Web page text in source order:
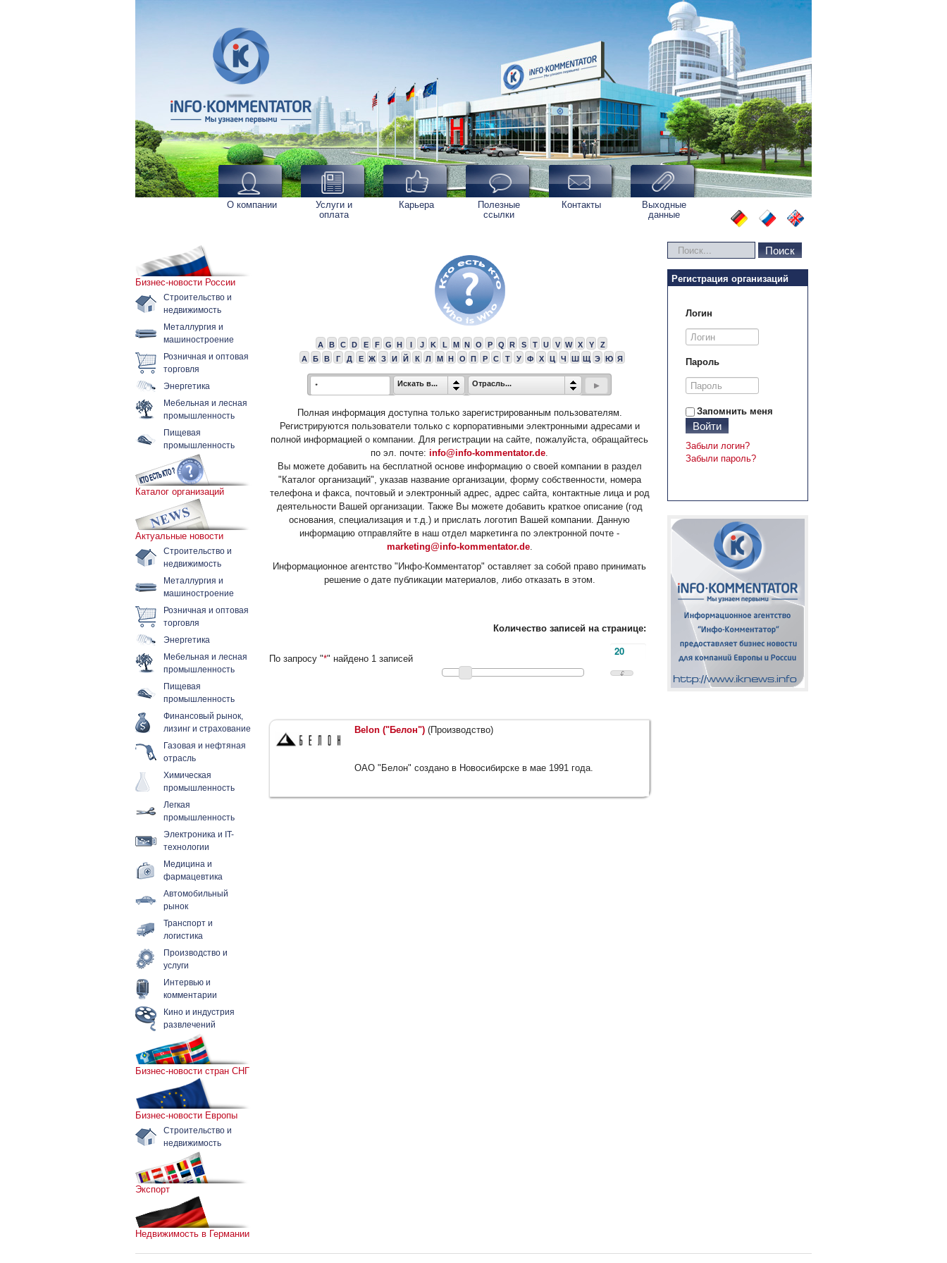
О компании
Услуги и
оплата
Карьера
Полезные
ссылки
Контакты
Выходные
данные
Бизнес-новости России
Строительство и
недвижимость
Металлургия и
машиностроение
Розничная и оптовая
торговля
Энергетика
Мебельная и лесная
промышленность
Пищевая
промышленность
Каталог организаций
Актуальные новости
Строительство и
недвижимость
Металлургия и
машиностроение
Розничная и оптовая
торговля
Энергетика
Мебельная и лесная
промышленность
Пищевая
промышленность
Финансовый рынок,
лизинг и страхование
Газовая и нефтяная
отрасль
Химическая
промышленность
Легкая
промышленность
Электроника и IT-
технологии
Медицина и
фармацевтика
Автомобильный
рынок
Транспорт и
логистика
Производство и
услуги
Интервью и
комментарии
Кино и индустрия
развлечений
Бизнес-новости стран СНГ
Бизнес-новости Европы
Строительство и
недвижимость
Экспорт
Недвижимость в Германии
A B C D E F G H I J K L M N O P Q R S T U V W X Y
Z
А
Б В Г Д Е Ж З И Й К Л М Н О П Р С Т У Ф Х Ц Ч Ш Щ Э Ю Я
Искать в... Отрасль...
Полная информация доступна только зарегистрированным пользователям.
Регистрируются пользователи только с корпоративными электронными адресами и
полной информацией о компании. Для регистрации на сайте, пожалуйста, обращайтесь
по эл. почте: info@info-kommentator.de.
Вы можете добавить на бесплатной основе информацию о своей компании в раздел
"Каталог организаций", указав название организации, форму собственности, номера
телефона и факса, почтовый и электронный адрес, адрес сайта, контактные лица и род
деятельности Вашей организации. Также Вы можете добавить краткое описание (год
основания, специализация и т.д.) и прислать логотип Вашей компании. Данную
информацию отправляйте в наш отдел маркетинга по электронной почте -
marketing@info-kommentator.de.
Информационное агентство "Инфо-Комментатор" оставляет за собой право принимать
решение о дате публикации материалов, либо отказать в этом.
По запросу "*" найдено 1 записей
Количество записей на странице:
Belon ("Белон") (Производство)
ОАО "Белон" создано в Новосибирске в мае 1991 года.
Искать... Поиск
Регистрация организаций
Логин
Пароль
Запомнить меня
Войти
Забыли логин?
Забыли пароль?